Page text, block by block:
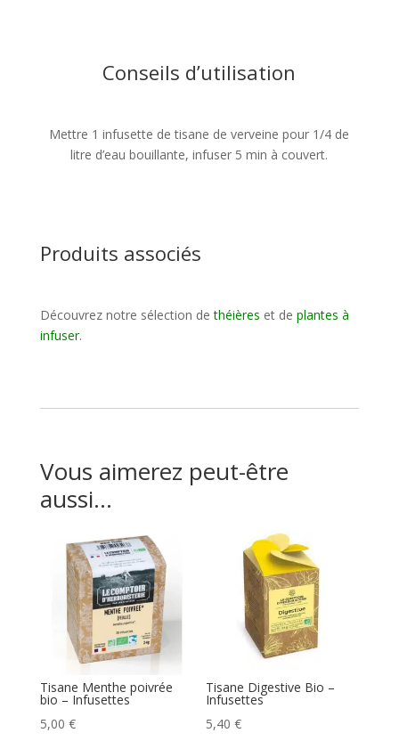
Conseils d’utilisation
Mettre 1 infusette de tisane de verveine pour 1/4 de
litre d’eau bouillante, infuser 5 min à couvert.
Produits associés
Découvrez notre sélection dethéières et de plantes à
infuser.
Vous aimerez peut-être
aussi…
Tisane Menthe poivrée
bio – Infusettes
5,00 €
Tisane Digestive Bio –
Infusettes
5,40€